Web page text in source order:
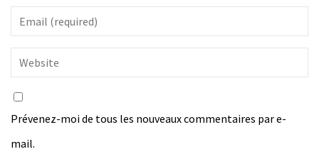
Prévenez-moi de tous les nouveaux commentaires par e-
mail.